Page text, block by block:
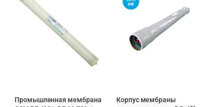
Промышленная мембрана
Корпус мембраны